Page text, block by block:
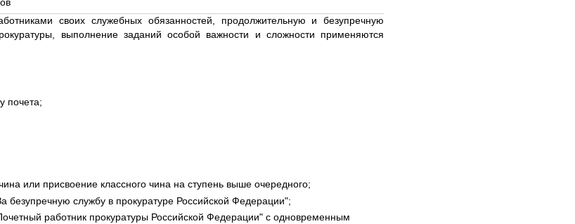
своих служебных обязанностей, продолжительную и безупречную
выполнение заданий особой важности и сложности применяются
почета;
или присвоение классного чина на ступень выше очередного;
безупречную службу в прокуратуре Российской Федерации";
работник прокуратуры Российской Федерации" с одновременным